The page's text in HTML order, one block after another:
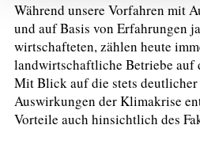
Während unsere Vorfahren mit
und auf Basis von Erfahrungen
wirtschafteten, zählen heute
landwirtschaftliche Betriebe auf
Mit Blick auf die stets deutlicher
Auswirkungen der Klimakrise
Vorteile auch hinsichtlich des